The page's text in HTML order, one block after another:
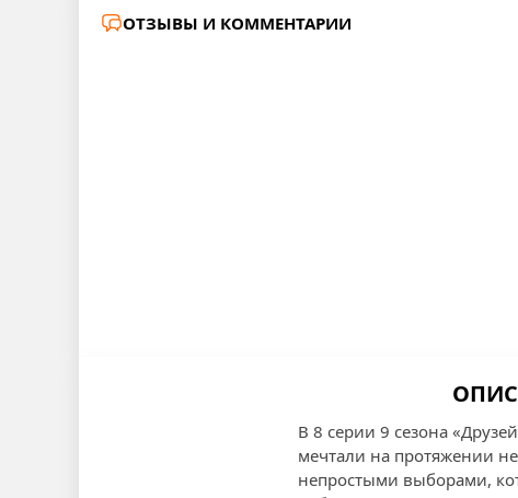
ОТЗЫВЫ И КОММЕНТАРИИ
В 8 серии 9 сезона
мечтали на протяжении
непростыми выборами,